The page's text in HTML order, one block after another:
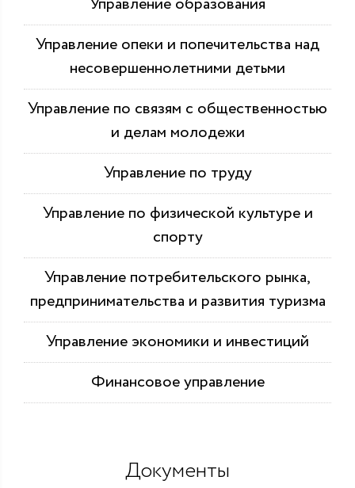
Управление образования
Управление опеки и попечительства над
несовершеннолетними детьми
Управление по связям с общественностью
и делам молодежи
Управление по труду
Управление по физической культуре и
спорту
Управление потребительского рынка,
предпринимательства и развития туризма
Управление экономики и инвестиций
Финансовое управление
Документы